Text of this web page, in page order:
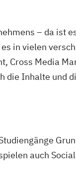
– da ist
in vielen
Cross Media
Inhalte und
auch